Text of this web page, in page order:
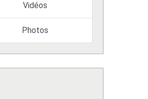
Vidéos
Photos